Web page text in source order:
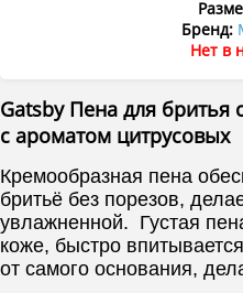
Бренд:
Нет в
Gatsby Пена для
с ароматом цитрусовых
Кремообразная пена
бритьё без порезов,
увлажненной. Густая
коже, быстро
от самого основания,